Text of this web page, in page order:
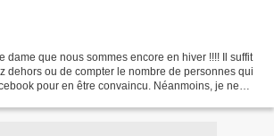
dame que nous sommes encore en hiver !!!! Il suffit
dehors ou de compter le nombre de personnes qui
pour en être convaincu. Néanmoins, je ne